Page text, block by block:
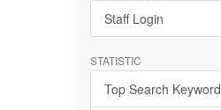
Staff Login
STATISTIC
Top Search Keyword